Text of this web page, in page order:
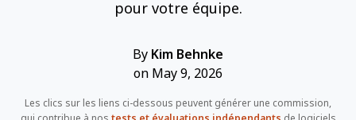
pour votre équipe.
By Kim Behnke
on May 9, 2026
Les clics sur les liens ci-dessous peuvent générer une commission,